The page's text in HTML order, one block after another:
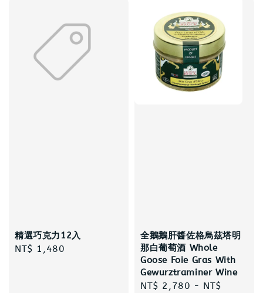
精選巧克力12入
Regular
NT$ 1,480
全鵝鵝肝醬佐格烏茲塔明
那白葡萄酒 Whole
Goose Foie Gras With
Gewurztraminer Wine
Regular
NT$ 2,780 - NT$